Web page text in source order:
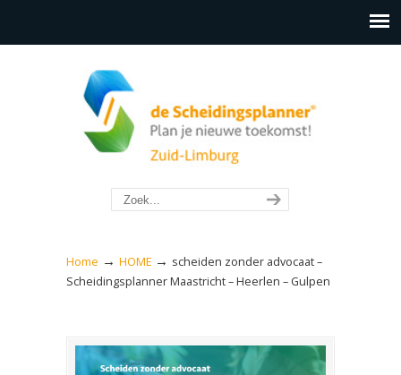
Home → HOME → scheiden zonder advocaat –
Scheidingsplanner Maastricht – Heerlen – Gulpen